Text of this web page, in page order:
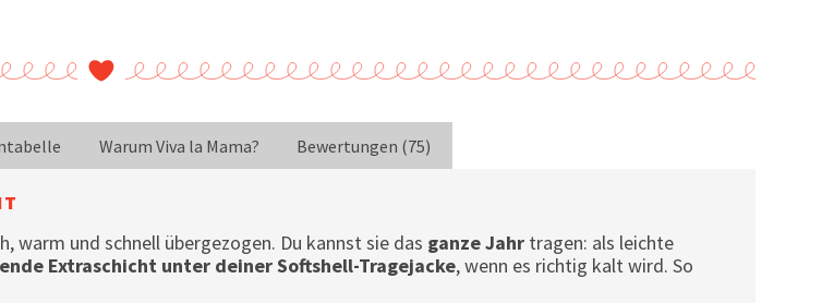
Warum Viva la Mama? Bewertungen (75)
warm und schnell übergezogen. Du kannst sie das ganze Jahr tragen: als leichte
Extraschicht unter deiner Softshell-Tragejacke, wenn es richtig kalt wird. So